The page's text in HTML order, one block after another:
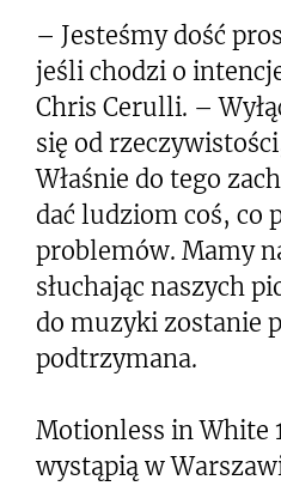
– Jesteśmy dość
jeśli chodzi o
Chris Cerulli. –
się od
Właśnie do tego
dać ludziom coś, co
problemów. Mamy
słuchając naszych
do muzyki zostanie
podtrzymana.
Motionless in White
wystąpią w